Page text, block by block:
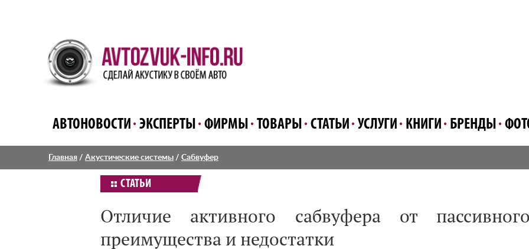
АВТОНОВОСТИ ЭКСПЕРТЫ ФИРМЫ ТОВАРЫ СТАТЬИ УСЛУГИ КНИГИ БРЕНДЫ
Главная / Акустические системы / Сабвуфер
СТАТЬИ
Отличие активного сабвуфера от
преимущества и недостатки